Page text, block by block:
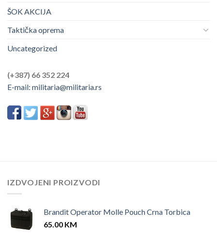
ŠOK AKCIJA
Taktička oprema
Uncategorized
(+387) 66 352 224
E-mail: militaria@militaria.rs
IZDVOJENI PROIZVODI
Brandit Operator Molle Pouch Crna Torbica
65.00 KM